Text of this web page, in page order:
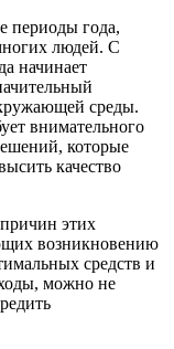
периоды года,
людей. С
начинает
среды.
внимательного
которые
качество
этих
возникновению
средств и
можно не